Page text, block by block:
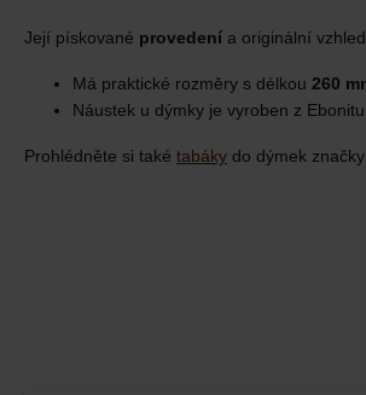
Její pískované provedení a originální
Má praktické rozměry s délkou 260
Náustek u dýmky je vyroben z
Prohlédněte si také tabáky do dýmek značky